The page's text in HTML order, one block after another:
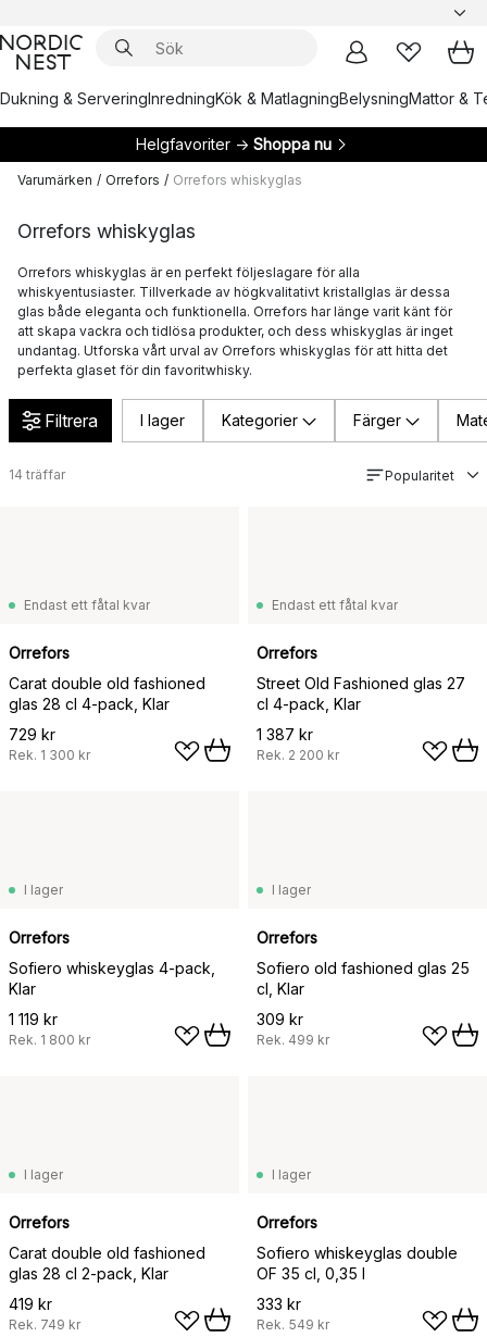
Dukning & ServeringInredningKök & MatlagningBelysningMattor &
Helgfavoriter → Shoppa nu
Varumärken / Orrefors / Orrefors whiskyglas
Orrefors whiskyglas
Orrefors whiskyglas är en perfekt följeslagare för alla
whiskyentusiaster. Tillverkade av högkvalitativt kristallglas är dessa
glas både eleganta och funktionella. Orrefors har länge varit känt för
att skapa vackra och tidlösa produkter, och dess whiskyglas är inget
undantag. Utforska vårt urval av Orrefors whiskyglas för att hitta det
perfekta glaset för din favoritwhisky.
Filtrera I lager Kategorier Färger
14 träffar Popularitet
Endast ett fåtal kvar
Orrefors
Carat double old fashioned
glas 28 cl 4-pack, Klar
729 kr
Rek. 1 300 kr
Endast ett fåtal kvar
Orrefors
Street Old Fashioned glas 27
cl 4-pack, Klar
1 387 kr
Rek. 2 200 kr
I lager
Orrefors
Sofiero whiskeyglas 4-pack,
Klar
1 119 kr
Rek. 1 800 kr
I lager
Orrefors
Sofiero old fashioned glas 25
cl, Klar
309 kr
Rek. 499 kr
I lager
Orrefors
Carat double old fashioned
glas 28 cl 2-pack, Klar
419 kr
Rek. 749 kr
I lager
Orrefors
Sofiero whiskeyglas double
OF 35 cl, 0,35 l
333 kr
Rek. 549 kr